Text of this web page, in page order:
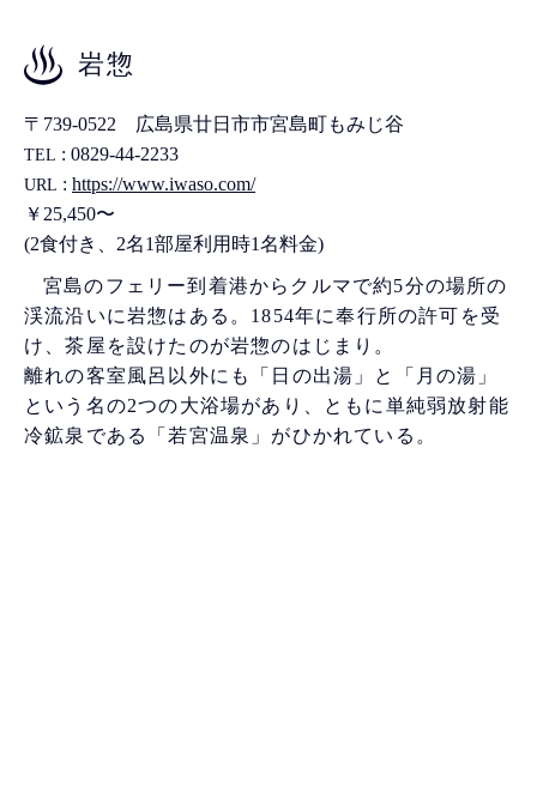
岩惣
〒739-0522 広島県廿日市市宮島町もみじ谷
TEL : ‭0829-44-2233
URL : https://www.iwaso.com/
￥25,450〜
(2食付き、2名1部屋利用時1名料金)
宮島のフェリー到着港からクルマで約5分の場所の
渓流沿いに岩惣はある。1854年に奉行所の許可を受
け、茶屋を設けたのが岩惣のはじまり。
離れの客室風呂以外にも「日の出湯」と「月の湯」
という名の2つの大浴場があり、ともに単純弱放射能
冷鉱泉である「若宮温泉」がひかれている。